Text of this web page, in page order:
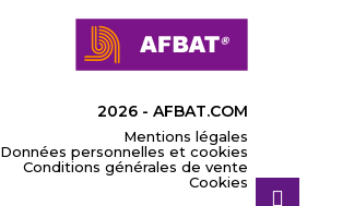
2026 - AFBAT.COM
Mentions légales
Données personnelles et cookies
Conditions générales de vente
Cookies